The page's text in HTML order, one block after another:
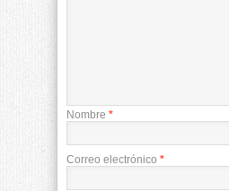
Nombre *
Correo electrónico *